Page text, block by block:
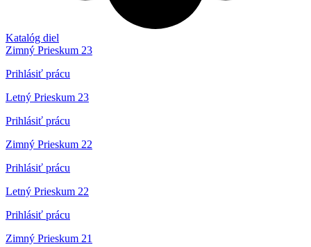
Katalóg diel
Zimný Prieskum 23
Prihlásiť prácu
Letný Prieskum 23
Prihlásiť prácu
Zimný Prieskum 22
Prihlásiť prácu
Letný Prieskum 22
Prihlásiť prácu
Zimný Prieskum 21